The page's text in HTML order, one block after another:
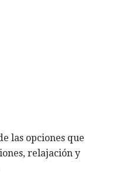
las opciones que
relajación y